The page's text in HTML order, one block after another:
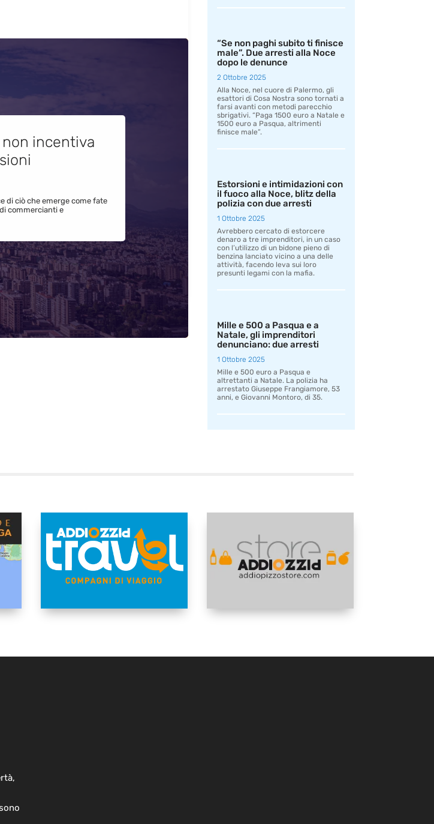
incentiva
di ciò che emerge come fate
commercianti e
“Se non paghi subito ti finisce
male”. Due arresti alla Noce
dopo le denunce
2 Ottobre 2025
Alla Noce, nel cuore di Palermo, gli
esattori di Cosa Nostra sono tornati a
farsi avanti con metodi parecchio
sbrigativi. “Paga 1500 euro a Natale e
1500 euro a Pasqua, altrimenti
finisce male”.
Estorsioni e intimidazioni con
il fuoco alla Noce, blitz della
polizia con due arresti
1 Ottobre 2025
Avrebbero cercato di estorcere
denaro a tre imprenditori, in un caso
con l’utilizzo di un bidone pieno di
benzina lanciato vicino a una delle
attività, facendo leva sui loro
presunti legami con la mafia.
Mille e 500 a Pasqua e a
Natale, gli imprenditori
denunciano: due arresti
1 Ottobre 2025
Mille e 500 euro a Pasqua e
altrettanti a Natale. La polizia ha
arrestato Giuseppe Frangiamore, 53
anni, e Giovanni Montoro, di 35.